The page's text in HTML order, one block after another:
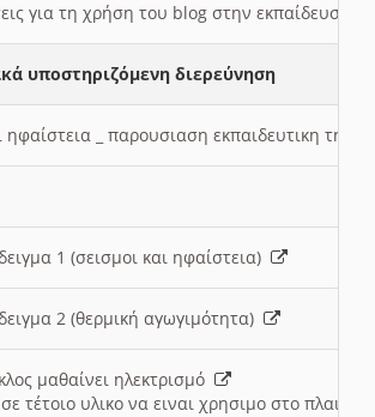
για τη χρήση του blog στην εκπαίδευση
υποστηριζόμενη διερεύνηση
ηφαίστεια _ παρουσιαση εκπαιδευτικη
1 (σεισμοι και ηφαίστεια)
2 (θερμική αγωγιμότητα)
μαθαίνει ηλεκτρισμό
τέτοιο υλικο να ειναι χρησιμο στο